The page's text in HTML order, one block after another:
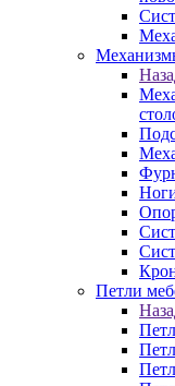
Петли